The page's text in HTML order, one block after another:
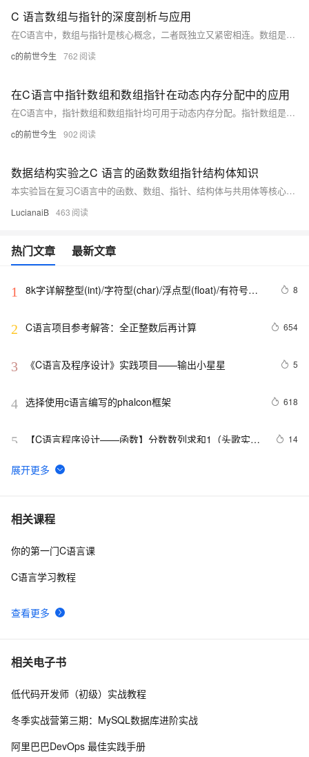
C 语言数组与指针的深度剖析与应用
在C语言中，数组与指针是核心概念，二者既独立又紧密相连。数组是在连续内存中存储相同类型数据的结构，而指针则存储内存地址，二者结合可在数据处理、函数传参等方面发挥巨大作用。掌握它们的特性和关系，对于优化程序性能、灵活处理数据结构至关重要。
c的前世今生 762
在C语言中指针数组和数组指针在动态内存分配中的应用
在C语言中，指针数组和数组指针均可用于动态内存分配。指针数组是数组的每个元素都是指针，可用于指向多个动态分配的内存块；数组指针则指向一个数组，可动态分配和管理大型数据结构。两者结合使用，灵活高效地管理内存。
c的前世今生 902
数据结构实验之C 语言的函数数组指针结构体知识
本实验旨在复习C语言中的函数、数组、指针、结构体与共用体等核心概念，并通过具体编程任务加深理解。任务包括输出100以内所有素数、逆序排列一维数组、查找二维数组中的鞍点、利用指针输出二维数组元素，以及使用结构体和共用体处理教师与学生信息。每个任务不仅强化了基本语法的应用，还涉及到了算法逻辑的设计与优化。实验结果显示，学生能够有效掌握并运用这些知识完成指定任务。
LucianaiB 463
热门文章 最新文章
1
8k字详解整型(int)/字符型(char)/浮点型(float)/有符号
内功修炼/C语言】
8
2 C语言项目参考解答：全正整数后再计算 654
3 《C语言及程序设计》实践项目——输出小星星 5
4 选择使用c语言编写的phalcon框架 618
5
【C语言程序设计——函数】分数数列求和1（头歌实践
14
6 C语言例题5：
7 C语言杂谈——静态函数
8 C语言程序设计核心详解 第二章:数据与数据类型 4种常
相关课程
查看更多
你的第一门C语言课
C语言学习教程
相关电子书
低代码开发师（初级）实战教程
冬季实战营第三期：MySQL数据库进阶实战
阿里巴巴DevOps 最佳实践手册